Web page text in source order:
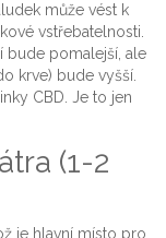
může vést k
vstřebatelnosti.
bude pomalejší, ale
krve) bude vyšší.
CBD. Je to jen
(1-2
je hlavní místo pro